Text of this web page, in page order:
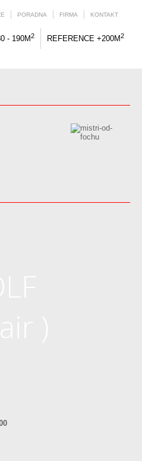
- 190M2 REFERENCE +200M2
PORADNA FIRMA KONTAKT